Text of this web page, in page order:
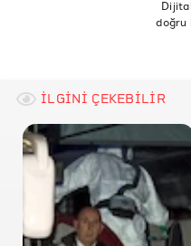
Merriam-Webster:
News 18: Covirginity
Urban Dictionary:
UVA Health:
Terms
Canva: Tebrik Kartı
doğru
İLGİNİ ÇEKEBİLİR